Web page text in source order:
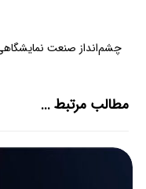
چشم‌انداز صنعت نمایشگاهی ایران پس
مطالب مرتبط ...